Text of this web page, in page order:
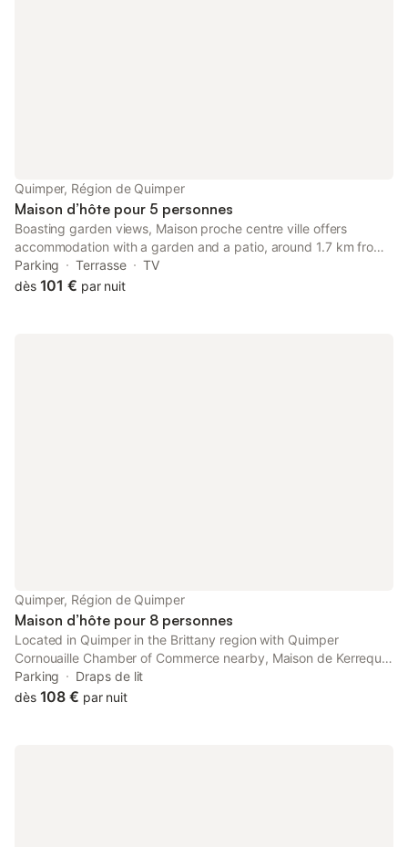
Quimper, Région de Quimper
Maison d’hôte pour 5 personnes
Boasting garden views, Maison proche centre ville offers
accommodation with a garden and a patio, around 1.7 km from
Breton County Museum. This property offers access to a terrace
and free private parking. The property is non-smoking and is
Parking Terrasse
TV
dès 101 € par nuit
Quimper, Région de Quimper
Maison d’hôte pour 8 personnes
Located in Quimper in the Brittany region with Quimper
Cornouaille Chamber of Commerce nearby, Maison de Kerrequel
provides accommodation with free private parking. The
property features garden views and is 4 km from Quimper Train
Parking
Draps de lit
dès 108 € par nuit